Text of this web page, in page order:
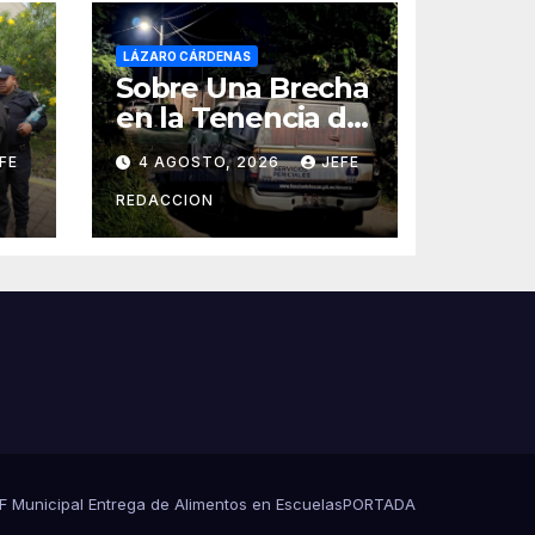
LÁZARO CÁRDENAS
Sobre Una Brecha
en la Tenencia de
Las Guacamayas
de LZC. Asesinan
a balazos a un
Hombre
4 AGOSTO, 2026 JEFE
REDACCION
Municipal Entrega de Alimentos en EscuelasPORTADA